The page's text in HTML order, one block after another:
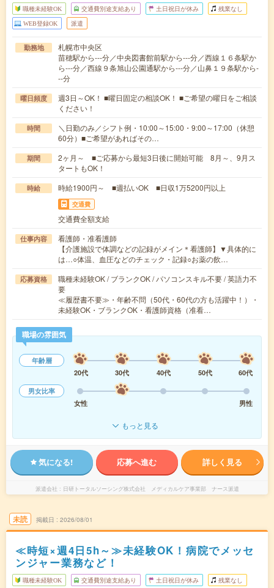
職種未経験OK 交通費別途支給あり 土日祝日が休み 残業なし
WEB登録OK 派遣
勤務地
札幌市中央区
苗穂駅から---分／中央図書館前駅から---分／西線１６条駅か
ら---分／西線９条旭山公園通駅から---分／山鼻１９条駅から-
--分
曜日頻度
週3日～OK！ ■曜日固定の相談OK！ ■ご希望の曜日をご相談
ください！
時間
＼日勤のみ／シフト例・10:00～15:00・9:00～17:00（休憩
60分）■ご希望があればその…
期間
2ヶ月～ ■ご応募から最短3日後に開始可能 8月～、9月ス
タートもOK！
時給 時給1900円～ ■週払いOK ■日収1万5200円以上
交通費
交通費全額支給
仕事内容
看護師・准看護師
【介護施設で体調などの記録がメイン＊看護師】▼具体的に
は…○体温、血圧などのチェック・記録○お薬の飲…
応募資格
職種未経験OK / ブランクOK / パソコンスキル不要 / 英語力不
要
≪履歴書不要≫・年齢不問（50代・60代の方も活躍中！）・
未経験OK・ブランクOK・看護師資格（准看…
職場の雰囲気
年齢層
20代
30代 40代 50代
60代
男女比率
女性
男性
もっと見る
気になる! 応募へ進む 詳しく見る
派遣会社 日研トータルソーシング株式会社 メディカルケア事業部 ナース派遣
未読 掲載日 2026/08/01
≪時短×週4日5h～≫未経験OK！病院でメッセ
ンジャー業務など！
職種未経験OK 交通費別途支給あり 土日祝日が休み 残業なし